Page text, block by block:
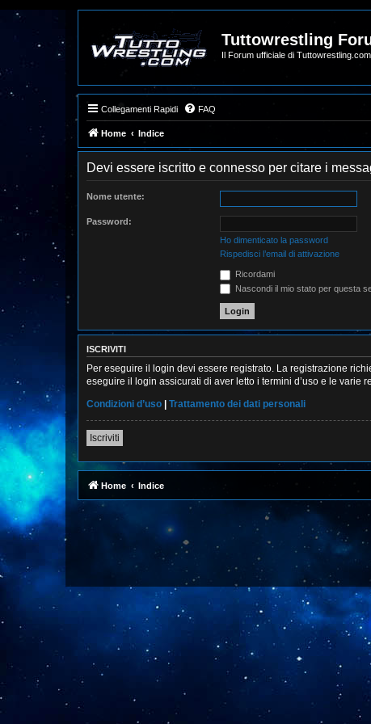
Tuttowrestling
Il Forum ufficiale di Tuttowrestling.com
Collegamenti Rapidi FAQ
Home Indice
Devi essere iscritto e connesso per citare i
Nome utente:
Password:
Ho dimenticato la password
Rispedisci l’email di attivazione
Ricordami
Nascondi il mio stato per questa
ISCRIVITI
Per eseguire il login devi essere registrato. La registrazione
eseguire il login assicurati di aver letto i termini d’uso e le varie
Condizioni d’uso | Trattamento dei dati personali
Iscriviti
Home Indice